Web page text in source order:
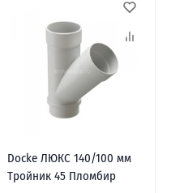
Docke ЛЮКС 140/100 мм
Тройник 45 Пломбир